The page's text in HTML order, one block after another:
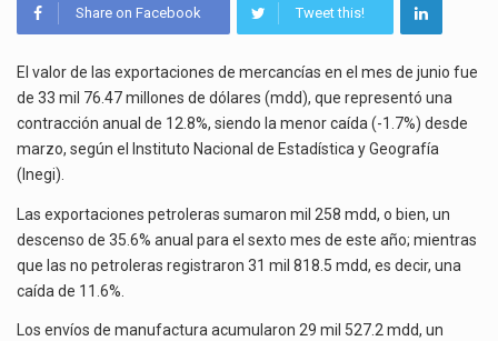
El Gobierno de Estados Unidos ha procesado la devolución de aproximadamente 100,000 millones de dólares…
La Cámara Minera de México (Camimex) proyecta una inversión total de 6,402.2 millones de dólares…
El secretario de Economía de México, Marcelo Ebrard Casaubon, sostuvo una reunión de trabajo con…
La reforma que reduce la jornada laboral a 40 horas semanales omitió precisar su aplicación…
EN
CAEN
12.8%
EN
JUNIO
Share on Facebook Tweet this!
El valor de las exportaciones de mercancías en el mes de junio fue
de 33 mil 76.47 millones de dólares (mdd), que representó una
contracción anual de 12.8%, siendo la menor caída (-1.7%) desde
marzo, según el Instituto Nacional de Estadística y Geografía
(Inegi).
Las exportaciones petroleras sumaron mil 258 mdd, o bien, un
descenso de 35.6% anual para el sexto mes de este año; mientras
que las no petroleras registraron 31 mil 818.5 mdd, es decir, una
caída de 11.6%.
Los envíos de manufactura acumularon 29 mil 527.2 mdd, un